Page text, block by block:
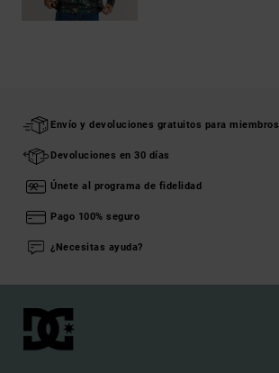
Envío y devoluciones gratuitos para miembros
Devoluciones en 30 días
Únete al programa de fidelidad
Pago 100% seguro
¿Necesitas ayuda?